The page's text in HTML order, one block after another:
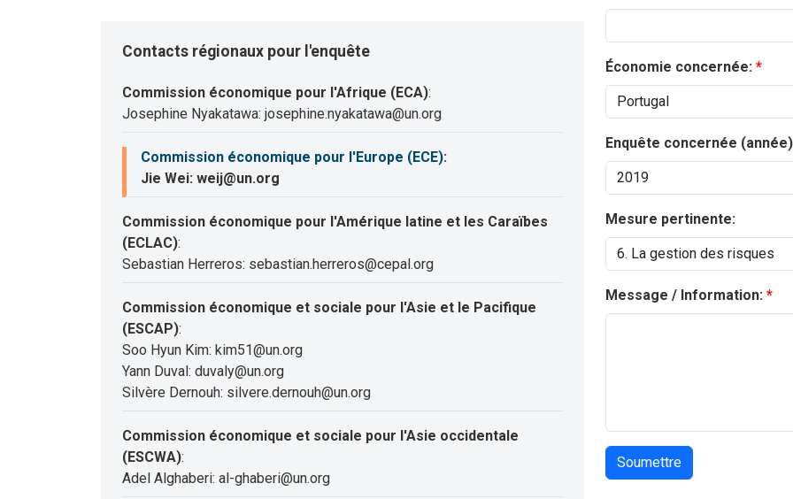
Contacts régionaux pour l'enquête
Commission économique pour l'Afrique (ECA):
Josephine Nyakatawa: josephine.nyakatawa@un.org
Commission économique pour l'Europe (ECE):
Jie Wei: weij@un.org
Commission économique pour l'Amérique latine et les Caraïbes
(ECLAC):
Sebastian Herreros: sebastian.herreros@cepal.org
Commission économique et sociale pour l'Asie et le Pacifique
(ESCAP):
Soo Hyun Kim: kim51@un.org
Yann Duval: duvaly@un.org
Silvère Dernouh: silvere.dernouh@un.org
Commission économique et sociale pour l'Asie occidentale
(ESCWA):
Adel Alghaberi: al-ghaberi@un.org
Économie concernée:
Enquête concernée
Mesure pertinente:
Message / Information: